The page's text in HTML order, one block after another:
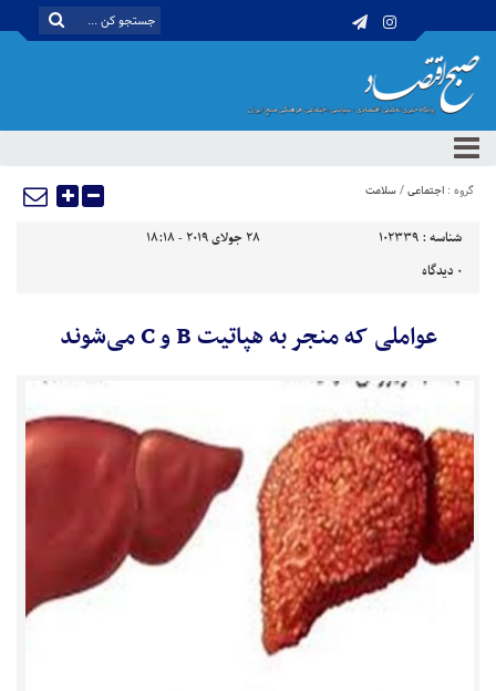
گروه : اجتماعی/سلامت
شناسه : 102339
28 جولای 2019 - 18:18
0 دیدگاه
عواملی که منجر به هپاتیت B و C می‌شوند